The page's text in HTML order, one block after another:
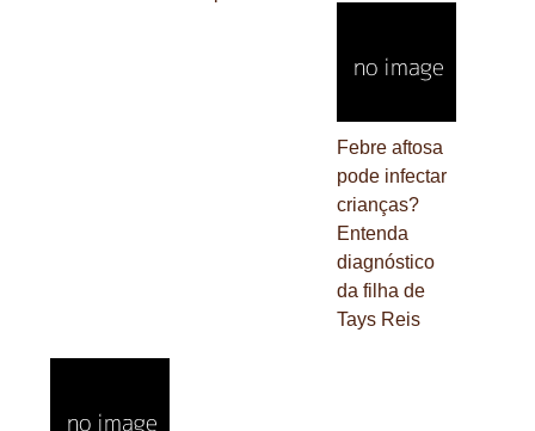
Febre aftosa
pode infectar
crianças?
Entenda
diagnóstico
da filha de
Tays Reis